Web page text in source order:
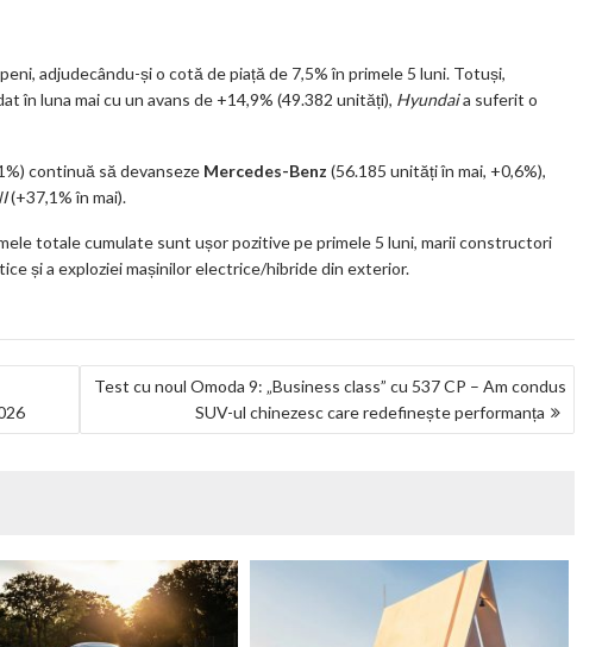
adjudecându-și o cotă de piață de 7,5% în primele 5 luni. Totuși,
în luna mai cu un avans de +14,9% (49.382 unități), Hyundaia suferit o
continuă să devanseze Mercedes-Benz (56.185 unități în mai, +0,6%),
(+37,1% în mai).
totale cumulate sunt ușor pozitive pe primele 5 luni, marii constructori
și a exploziei mașinilor electrice/hibride din exterior.
Test cu noul Omoda 9: „Business class” cu 537 CP – Am condus
SUV-ul chinezesc care redefinește performanța